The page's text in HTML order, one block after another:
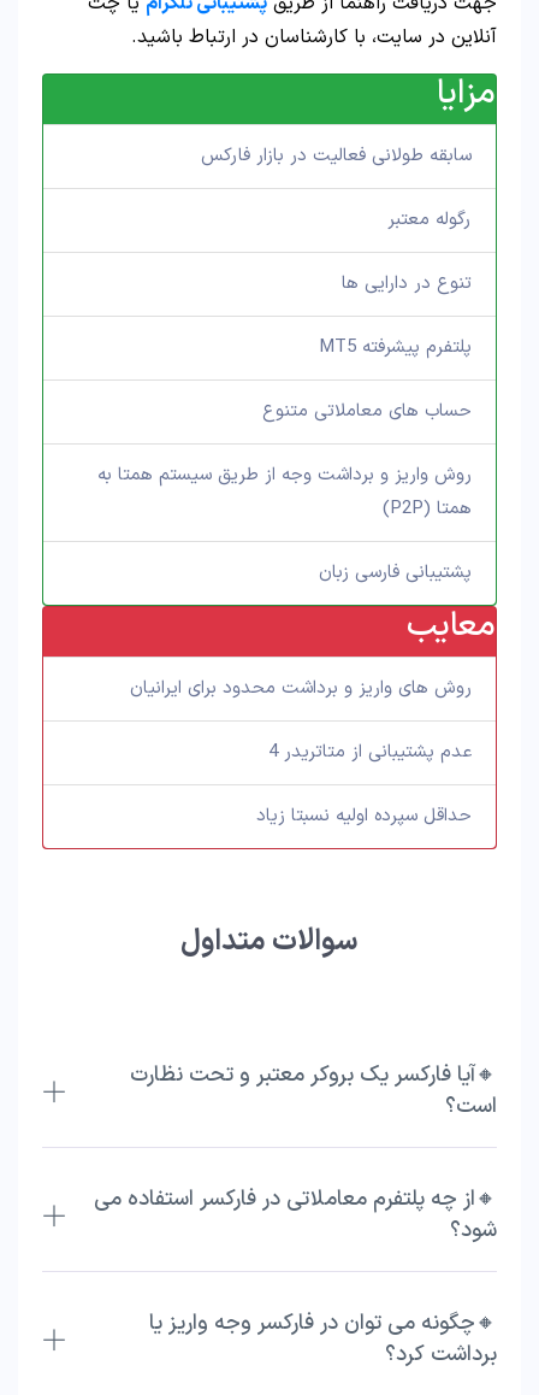
آنلاین در سایت، با کارشناسان در ارتباط باشید.
مزایا
سابقه طولانی فعالیت در بازار فارکس
رگوله معتبر
تنوع در دارایی ها
پلتفرم پیشرفته MT5
حساب های معاملاتی متنوع
روش واریز و برداشت وجه از طریق سیستم همتا به
همتا (P2P)
پشتیبانی فارسی زبان
معایب
روش های واریز و برداشت محدود برای ایرانیان
عدم پشتیبانی از متاتریدر 4
حداقل سپرده اولیه نسبتا زیاد
سوالات متداول
🔸آیا فارکسر یک بروکر معتبر و تحت نظارت
است؟
🔸از چه پلتفرم معاملاتی در فارکسر استفاده می
شود؟
🔸چگونه می توان در فارکسر وجه واریز یا
برداشت کرد؟